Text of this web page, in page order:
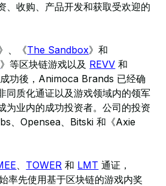
、收购、产品开发和获取受欢迎的
、《The Sandbox》和
》等区块链游戏以及 REVV 和
功後，Animoca Brands 已经确
同质化通证以及游戏领域内的领军
为业内的成功投资者。公司的投资
、Opensea、Bitski 和《Axie
、 TOWER 和 LMT 通证，
率先使用基于区块链的游戏内奖